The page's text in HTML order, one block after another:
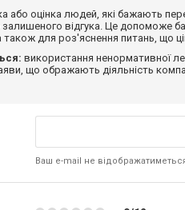
або оцінка людей, які бажають
залишеного відгука. Це допоможе
також для роз'яснення питань, що
використання ненормативної
що ображають діяльність
Ваш e-mail не